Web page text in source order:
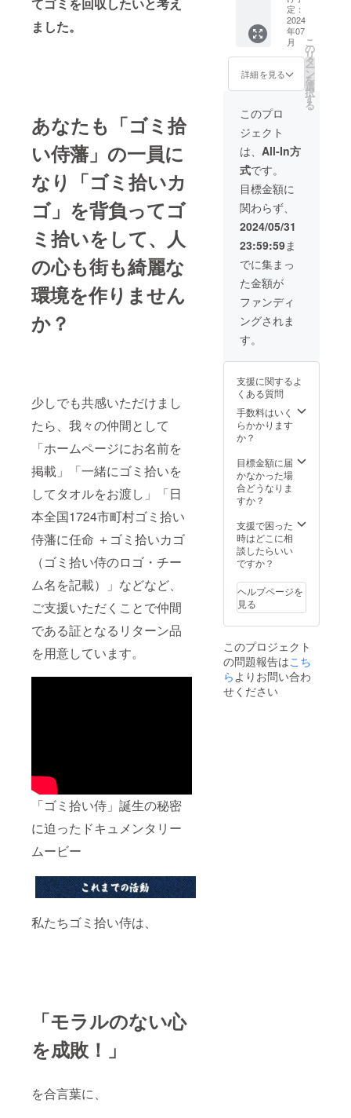
ました。
あなたも「ゴミ拾
い侍藩」の一員に
なり「ゴミ拾いカ
ゴ」を背負ってゴ
ミ拾いをして、人
の心も街も綺麗な
環境を作りません
か？
少しでも共感いただけまし
たら、我々の仲間として
「ホームページにお名前を
掲載」「一緒にゴミ拾いを
してタオルをお渡し」「日
本全国1724市町村ゴミ拾い
侍藩に任命 ＋ゴミ拾いカゴ
（ゴミ拾い侍のロゴ・チー
ム名を記載）」などなど、
ご支援いただくことで仲間
である証となるリターン品
を用意しています。
「ゴミ拾い侍」誕生の秘密
に迫ったドキュメンタリー
ムービー
私たちゴミ拾い侍は、
「モラルのない心
を成敗！」
を合言葉に、
ミ拾い
TikTok
アカウ
ントで
の公開
ず備考
載を希
望され
前をご
記入く
ださ
い。 ※
掲載期
TikTok
で動画
プ後、
2024年
から
まで。
ます。
＊動画
最後に
出てく
る書を
参考に
い。 参
https://
youtu.b
e/g5eT
DdAth1
Y ・収
録時
間：約1
分 ・
法：ゴ
ミ拾い
侍
TikTok
アカウ
ントで
の公開
企業名
を備考
欄にご
記入く
ださ
い。 ※
TikTok
で動画
をアッ
6月1日
から
2025年
6月1日
と、
チーム
名を記
入いた
しま
す。 あ
なたの
い侍藩
となる
地域を
『市町
村』で
備考欄
に記入
お願い
しま
す。
注）同
じ市町
村がい
らした
場合
は、先
行順と
なり、
郊の市
ゴミ拾
い侍藩
をお願
いする
をお送
りさせ
ていた
ちらご
了承の
上リ
ターン
お願い
いたし
ます。
トング
いたし
ませ
ん。 サ
イズ:高
さ約
ミ拾い
侍がパ
フォー
マンス
をしま
す！ そ
の様子
した動
画を
TikTok
にアッ
プしま
す。 日
本国
内、ど
こへで
もかけ
つけま
す！ ※
日程は
別途お
打合せ
させて
いただ
きま
らの交
名分）
は別
途、支
援者さ
なりま
す。
※2024
年以内
にご依
頼くだ
さい
定：
2024
年07
月
詳細を見る
こ
の
リ
タ
ー
ン
を
選
択
す
る
このプロ
ジェクト
は、 All-In方
式です。
目標金額に
関わらず、
2024/05/31
23:59:59ま
でに集まっ
た金額が
ファンディ
ングされま
す。
支援に関するよ
くある質問
手数料はいく
らかかります
か？
目標金額に届
かなかった場
合どうなりま
すか？
支援で困った
時はどこに相
談したらいい
ですか？
ヘルプページを
見る
このプロジェクト
の問題報告はこち
らよりお問い合わ
せください